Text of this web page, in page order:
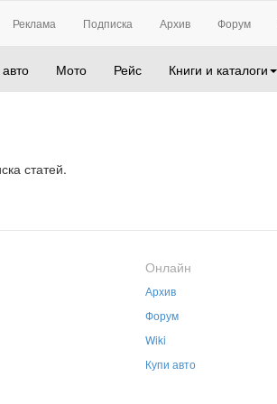
Реклама Подписка Архив Форум
Мото Рейс Книги и каталоги
статей.
Онлайн
Архив
Форум
Wiki
Купи авто